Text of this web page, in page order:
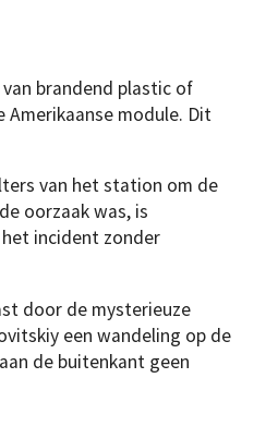
brandend plastic of
module. Dit
van het station om de
oorzaak was, is
incident zonder
door de mysterieuze
een wandeling op de
de buitenkant geen